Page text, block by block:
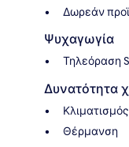
Δωρεάν
Ψυχαγωγία
Τηλεόραση
Δυνατότητα
Κλιματισμός
Θέρμανση